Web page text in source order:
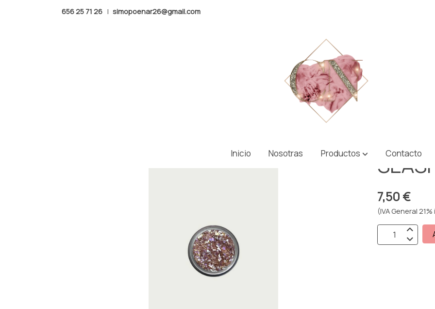
656 25 71 26 | simopoenar26@gmail.com
Inicio Nosotras Productos Contacto
7,50 €
(IVA General